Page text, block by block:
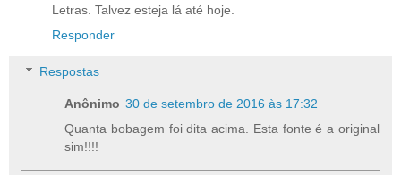
Letras. Talvez esteja lá até hoje.
Responder
Respostas
Anônimo 30 de setembro de 2016 às 17:32
Quanta bobagem foi dita acima. Esta fonte é a original
sim!!!!